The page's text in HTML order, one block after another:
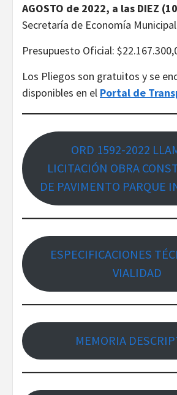
AGOSTO de 2022, a las DIEZ
Secretaría de Economía
Presupuesto Oficial:
Los Pliegos son gratuitos y se
disponibles en el Portal de
ORD 1592-2022
LICITACIÓN OBRA
DE PAVIMENTO PARQUE
ESPECIFICACIONES
VIALIDAD
MEMORIA